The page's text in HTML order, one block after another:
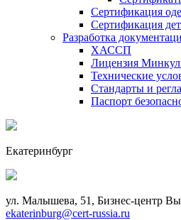
Сертификация
Сертификация
Разработка
ХАССП
Лицензия
Технические
Стандарты и
Паспорт
Екатеринбург
ул. Малышева, 51, Бизнес-центр
ekaterinburg@cert-russia.ru